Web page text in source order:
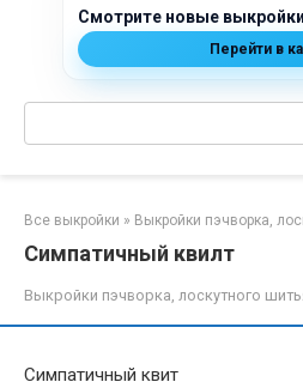
Смотрите новые
Перейти в
Поиск:
Все выкройки » Выкройки пэчворка,
Симпатичный квилт
Выкройки пэчворка, лоскутного
Симпатичный квит